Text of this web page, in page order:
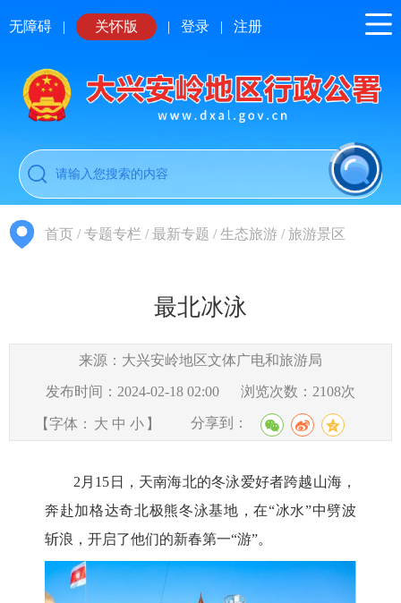
无障碍 | 关怀版 | 登录 | 注册
首页 /专题专栏 /最新专题 /生态旅游 /旅游景区
最北冰泳
来源：大兴安岭地区文体广电和旅游局
发布时间：2024-02-18 02:00 浏览次数： 2108次
【字体： 大 中 小 】 分享到：
2月15日，天南海北的冬泳爱好者跨越山海，
奔赴加格达奇北极熊冬泳基地，在“冰水”中劈波
斩浪，开启了他们的新春第一“游”。